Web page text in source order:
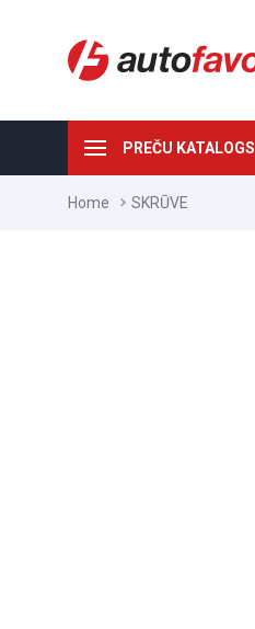
PREČU KATALOGS
Home SKRŪVE